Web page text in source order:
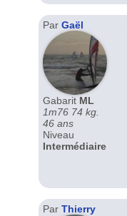
Par Gaël
Gabarit ML
1m76 74 kg.
46 ans
Niveau
Intermédiaire
Par Thierry